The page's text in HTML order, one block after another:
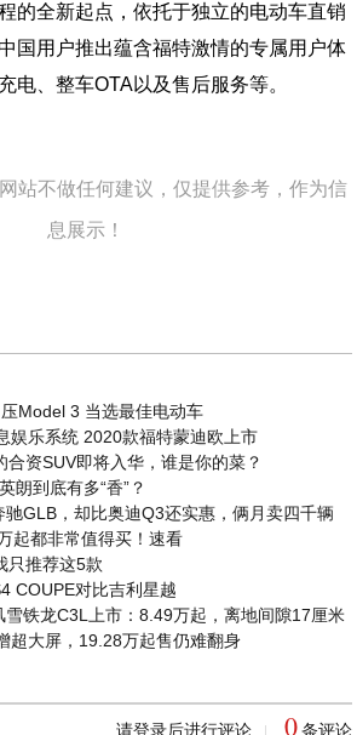
的全新起点，依托于独立的电动车直销
国用户推出蕴含福特激情的专属用户体
电、整车OTA以及售后服务等。
站不做任何建议，仅提供参考，作为信
息展示！
Model 3 当选最佳电动车
娱乐系统 2020款福特蒙迪欧上市
资SUV即将入华，谁是你的菜？
朗到底有多“香”？
GLB，却比奥迪Q3还实惠，俩月卖四千辆
起都非常值得买！速看
只推荐这5款
COUPE对比吉利星越
雪铁龙C3L上市：8.49万起，离地间隙17厘米
超大屏，19.28万起售仍难翻身
请登录后进行评论 0 条评论